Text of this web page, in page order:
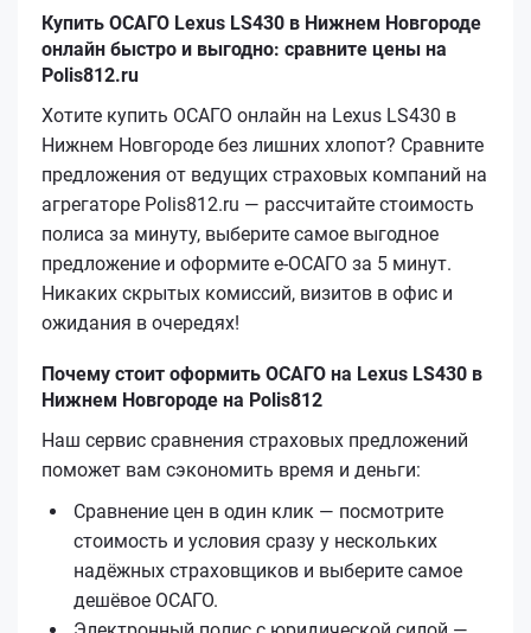
Купить ОСАГО Lexus LS430 в Нижнем Новгороде
онлайн быстро и выгодно: сравните цены на
Polis812.ru
Хотите купить ОСАГО онлайн на Lexus LS430 в
Нижнем Новгороде без лишних хлопот? Сравните
предложения от ведущих страховых компаний на
агрегаторе Polis812.ru — рассчитайте стоимость
полиса за минуту, выберите самое выгодное
предложение и оформите е‑ОСАГО за 5 минут.
Никаких скрытых комиссий, визитов в офис и
ожидания в очередях!
Почему стоит оформить ОСАГО на Lexus LS430 в
Нижнем Новгороде на Polis812
Наш сервис сравнения страховых предложений
поможет вам сэкономить время и деньги:
Сравнение цен в один клик — посмотрите
стоимость и условия сразу у нескольких
надёжных страховщиков и выберите самое
дешёвое ОСАГО.